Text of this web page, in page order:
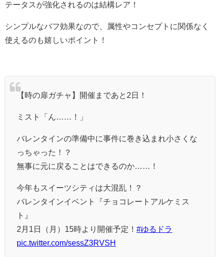
テータスが強化されるのは結構レア！
シンプルなバフ効果なので、属性やコンセプトに関係なく
使えるのも嬉しいポイント！
【時の扉ガチャ】開催まであと2日！
ミスト「ん……！」
バレンタインの準備中に事件に巻き込まれ小さくな
っちゃった！？
無事に元に戻ることはできるのか……！
今年もスイーツシティは大混乱！？
バレンタインイベント『チョコレートアルケミス
ト』
2月1日（月）15時より開催予定！ #ゆるドラ
pic.twitter.com/sessZ3RVSH